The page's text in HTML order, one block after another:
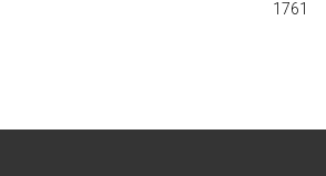
1761